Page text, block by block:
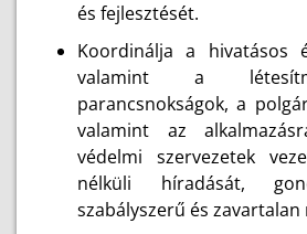
és fejlesztését.
Koordinálja a hivatásos
valamint a
parancsnokságok, a
valamint az
védelmi szervezetek
nélküli híradását,
szabályszerű és